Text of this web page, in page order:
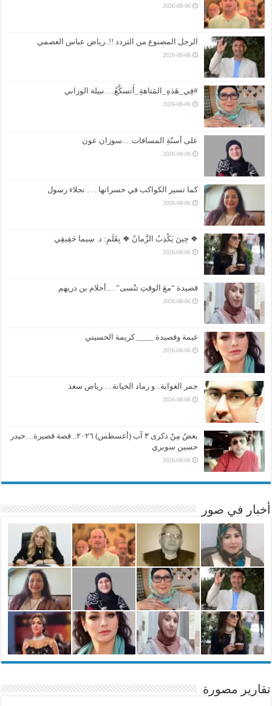
2026-08-06
الرجل المصنوع من التردد !!..رياض عباس العصمي
2026-08-06
#فِي_هَذهِ_المَتاهةِ_أَتسكَّعُ….نبيلة الوزاني
2026-08-06
على أسنّةِ المسافات….سوزان عون
2026-08-06
كما تسير الكواكب في حسراتها . …نجلاء رسول
2026-08-06
❖ حِينَ يَكْذِبُ الزَّمانُ ❖ بِقَلَمِ: د. سِيما حَقِيقِي
2026-08-06
قصيدة “معَ الوقتِ تنْسى”….أحلام بن دريهم
2026-08-06
غيمة وقصيدة ____ كريمة الحسيني
2026-08-06
جمر الغواية.. و رماد الخيانة …رياض سعد
2026-08-06
بغضُ مِنْ ذكرى ٣ آب (أغسطس) ٢٠٢٦.. قصة قصيرة…حيدر
حسين سويري
2026-08-06
أخبار في صور
تقارير مصورة